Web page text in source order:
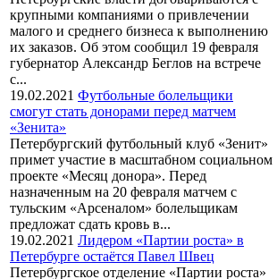
крупными компаниями о привлечении
малого и среднего бизнеса к выполнению
их заказов. Об этом сообщил 19 февраля
губернатор Александр Беглов на встрече
с...
19.02.2021 Футбольные болельщики
смогут стать донорами перед матчем
«Зенита»
Петербургский футбольный клуб «Зенит»
примет участие в масштабном социальном
проекте «Месяц донора». Перед
назначенным на 20 февраля матчем с
тульским «Арсеналом» болельщикам
предложат сдать кровь в...
19.02.2021 Лидером «Партии роста» в
Петербурге остаётся Павел Швец
Петербургское отделение «Партии роста»